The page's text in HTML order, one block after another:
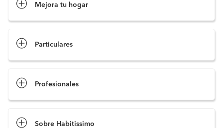
Mejora tu hogar
Particulares
Profesionales
Sobre Habitissimo